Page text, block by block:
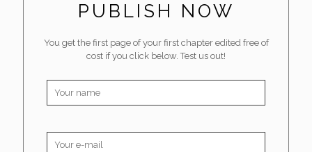
PUBLISH NOW
You get the first page of your first chapter edited free of
cost if you click below. Test us out!